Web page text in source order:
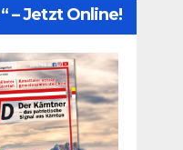
– Jetzt Online!